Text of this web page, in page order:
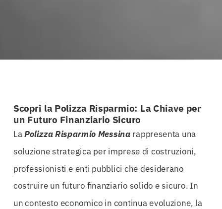
Scopri la Polizza Risparmio: La Chiave per
un Futuro Finanziario Sicuro
LaPolizza Risparmio Messina rappresenta una
soluzione strategica per imprese di costruzioni,
professionisti e enti pubblici che desiderano
costruire un futuro finanziario solido e sicuro. In
un contesto economico in continua evoluzione, la